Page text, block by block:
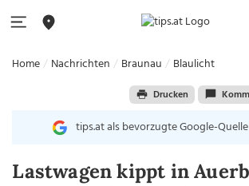
Home Nachrichten Braunau Blaulicht
Drucken
tips.at als bevorzugte Google-
Lastwagen kippt in